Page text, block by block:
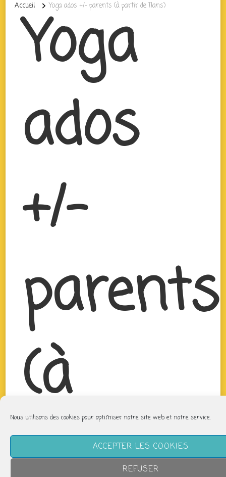
Nous utilisons des cookies pour optimiser notre site web et notre service.
ACCEPTER LES COOKIES
REFUSER
Accueil Yoga ados +/- parents (à partir de 11ans)
Yoga
ados
+/-
parents
(à
partir